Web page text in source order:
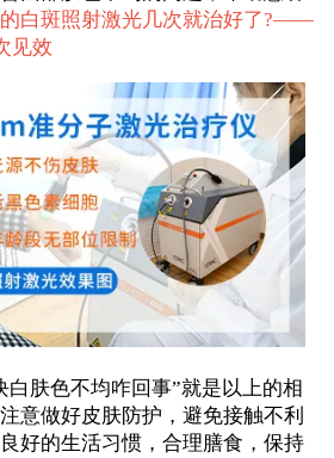
白斑照射激光几次就治好了?——
见效
肤色不均咋回事”就是以上的相
意做好皮肤防护，避免接触不利
好的生活习惯，合理膳食，保持